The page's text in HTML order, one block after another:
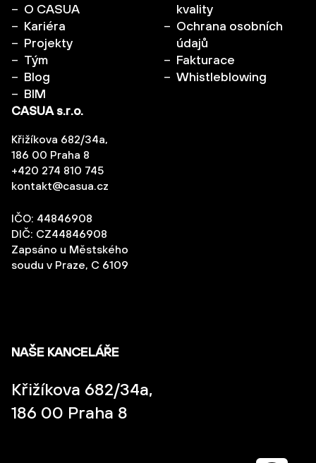
CASUA s.r.o.
Křižíkova 682/34a,
186 00 Praha 8
+420 274 810 745
kontakt@casua.cz
IČO: 44846908
DIČ: CZ44846908
Zapsáno u Městského
soudu v Praze, C 6109
O CASUA
Kariéra
Projekty
Tým
Blog
BIM
kvality
Ochrana osobních
údajů
Fakturace
Whistleblowing
NAŠE KANCELÁŘE
Křižíkova 682/34a,
186 00 Praha 8